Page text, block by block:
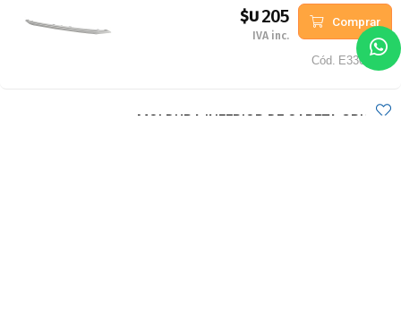
$U205
IVA inc.
Comprar
Cód. E3301120
MOLDURA INFERIOR DE CARETA GRIS